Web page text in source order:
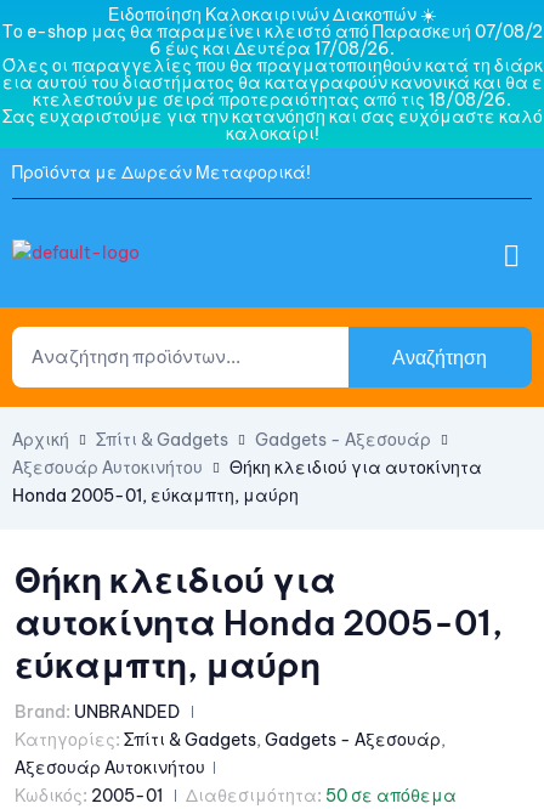
Ειδοποίηση Καλοκαιρινών Διακοπών ☀️
Το e-shop μας θα παραμείνει κλειστό από Παρασκευή 07/08/2
6 έως και Δευτέρα 17/08/26.
Όλες οι παραγγελίες που θα πραγματοποιηθούν κατά τη διάρκ
εια αυτού του διαστήματος θα καταγραφούν κανονικά και θα ε
κτελεστούν με σειρά προτεραιότητας από τις 18/08/26.
Σας ευχαριστούμε για την κατανόηση και σας ευχόμαστε καλό
καλοκαίρι!
Προϊόντα με Δωρεάν Μεταφορικά!
Αναζήτηση
Αρχική Σπίτι & Gadgets
Gadgets - Αξεσουάρ
Αξεσουάρ Αυτοκινήτου
Θήκη κλειδιού για αυτοκίνητα
Honda 2005-01, εύκαμπτη, μαύρη
Θήκη κλειδιού για
αυτοκίνητα Honda 2005-01,
εύκαμπτη, μαύρη
Brand: UNBRANDED
Κατηγορίες: Σπίτι & Gadgets, Gadgets - Αξεσουάρ,
Αξεσουάρ Αυτοκινήτου
Κωδικός: 2005-01 Διαθεσιμότητα: 50 σε απόθεμα